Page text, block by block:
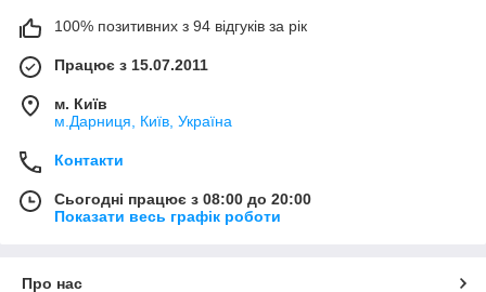
100% позитивних з 94 відгуків за рік
Працює з 15.07.2011
м. Київ
м.Дарниця, Київ, Україна
Контакти
Сьогодні працює з 08:00 до 20:00
Показати весь графік роботи
Про нас